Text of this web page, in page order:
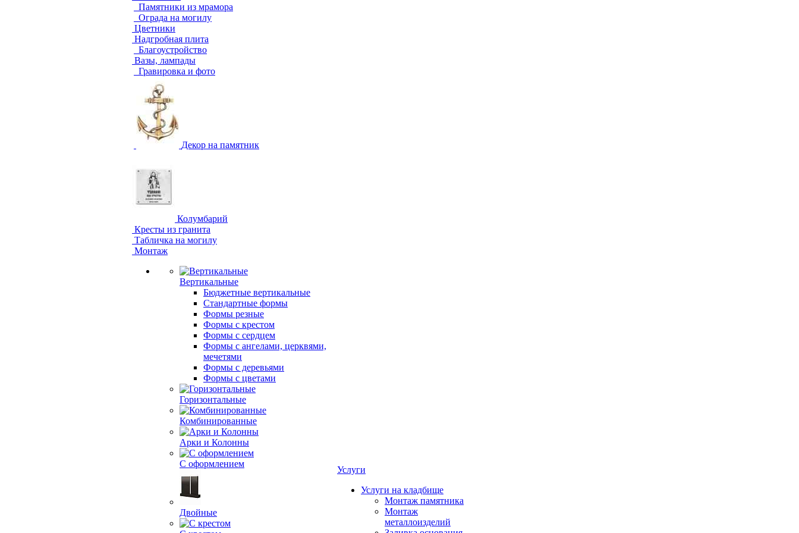
Памятники из мрамора
Ограда на могилу
Цветники
Надгробная плита
Благоустройство
Вазы, лампады
Гравировка и фото
Декор на памятник
Колумбарий
Кресты из гранита
Табличка на могилу
Монтаж
Вертикальные
Бюджетные вертикальные
Стандартные формы
Формы резные
Формы с крестом
Формы с сердцем
Формы с ангелами, церквями,
мечетями
Формы с деревьями
Формы с цветами
Горизонтальные
Комбинированные
Арки и Колонны
С оформлением
Двойные
Услуги
Услуги на кладбище
Монтаж памятника
Монтаж
металлоизделий